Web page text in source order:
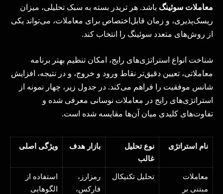
معاملات سوئینگ باشد. هر تریدر بسته به سبک تحلیلی، میزان
ریسک‌پذیری، و زمان قابل‌اختصاص برای معاملات، می‌تواند یکی
از روش‌های متعدد سوئینگ را انتخاب کند.
شناخت انواع استراتژی‌های رایج، امکان تنظیم بهتر برنامه
معاملاتی، تعیین دقیق‌تر نقاط ورود و خروج، و در نتیجه، افزایش
شانس موفقیت را فراهم می‌کند. در جدول زیر، چهار نمونه از
استراتژی‌های رایج در معاملات نوسانی معرفی شده و
تفاوت‌های کلیدی میان آن‌ها مقایسه شده است.
نام استراتژی
نوع تحلیل
غالب
بازار هدف ویژگی اصلی
معاملات
مبتنی بر
تحلیل تکنیکال
رمزارز،
فارکس،
استفاده از
الگوهایی